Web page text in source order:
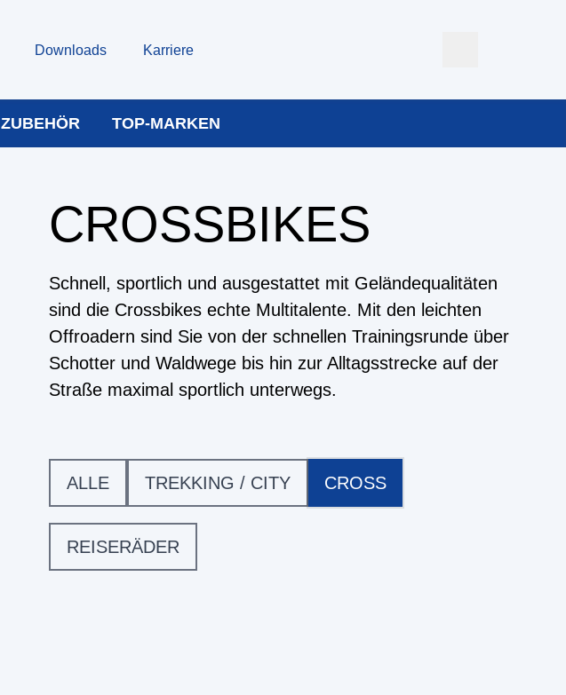
Downloads Karriere
ZUBEHÖR TOP-MARKEN
CROSSBIKES
Schnell, sportlich und ausgestattet mit Geländequalitäten
sind die Crossbikes echte Multitalente. Mit den leichten
Offroadern sind Sie von der schnellen Trainingsrunde über
Schotter und Waldwege bis hin zur Alltagsstrecke auf der
Straße maximal sportlich unterwegs.
ALLE TREKKING / CITY CROSS
REISERÄDER